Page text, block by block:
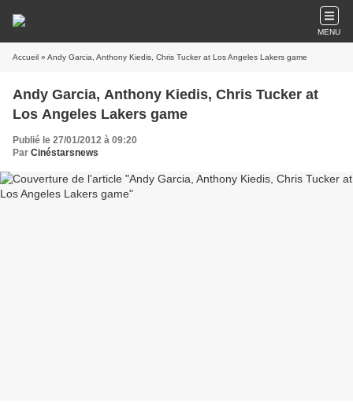
MENU
Accueil » Andy Garcia, Anthony Kiedis, Chris Tucker at Los Angeles Lakers game
Andy Garcia, Anthony Kiedis, Chris Tucker at
Los Angeles Lakers game
Publié le 27/01/2012 à 09:20
Par Cinéstarsnews